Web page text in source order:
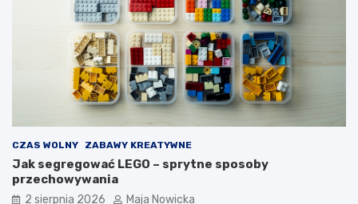
CZAS WOLNY ZABAWY KREATYWNE
Jak segregować LEGO – sprytne sposoby
przechowywania
2 sierpnia 2026 Maja Nowicka